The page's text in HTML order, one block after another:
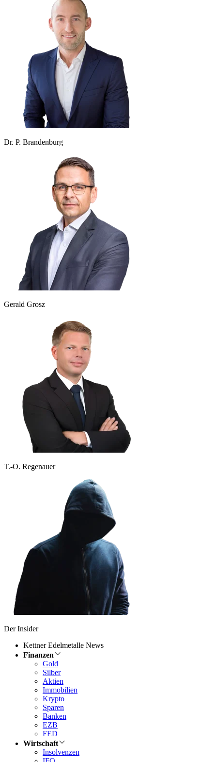
Dr. P. Brandenburg
Gerald Grosz
T.-O. Regenauer
Der Insider
Kettner Edelmetalle News
Finanzen
Gold
Silber
Aktien
Immobilien
Krypto
Sparen
Banken
EZB
FED
Wirtschaft
Insolvenzen